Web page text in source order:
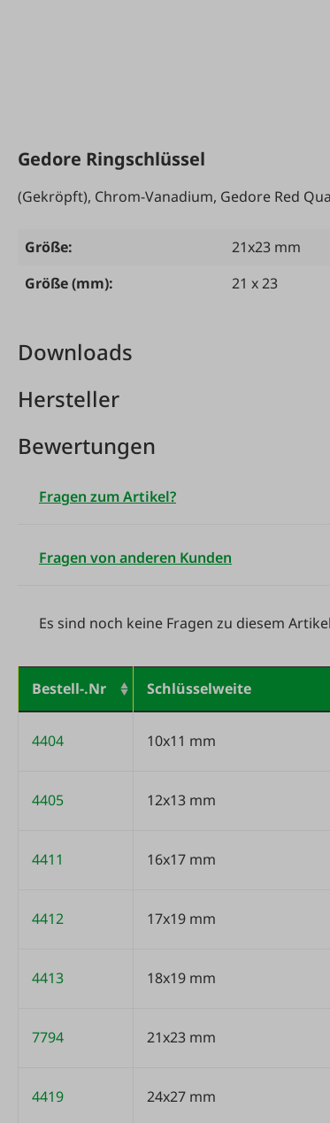
Gedore Ringschlüssel
(Gekröpft), Chrom-Vanadium, Gedore Red
Größe:
21x23 mm
Größe (mm):
21 x 23
Downloads
Hersteller
Bewertungen
Fragen zum Artikel?
Fragen von anderen Kunden
Es sind noch keine Fragen zu diesem
Bestell-.Nr Schlüsselweite
4404 10x11 mm
4405 12x13 mm
4411 16x17 mm
4412 17x19 mm
4413 18x19 mm
7794 21x23 mm
4419 24x27 mm